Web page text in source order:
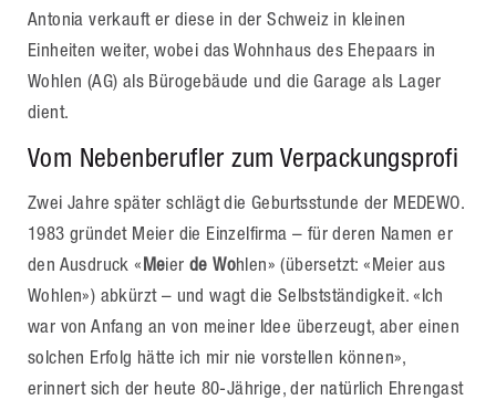
Antonia verkauft er diese in der Schweiz in kleinen
Einheiten weiter, wobei das Wohnhaus des Ehepaars in
Wohlen (AG) als Bürogebäude und die Garage als Lager
dient.
Vom Nebenberufler zum Verpackungsprofi
Zwei Jahre später schlägt die Geburtsstunde der MEDEWO.
1983 gründet Meier die Einzelfirma – für deren Namen er
den Ausdruck «Meierde Wohlen» (übersetzt: «Meier aus
Wohlen») abkürzt – und wagt die Selbstständigkeit. «Ich
war von Anfang an von meiner Idee überzeugt, aber einen
solchen Erfolg hätte ich mir nie vorstellen können»,
erinnert sich der heute 80-Jährige, der natürlich Ehrengast